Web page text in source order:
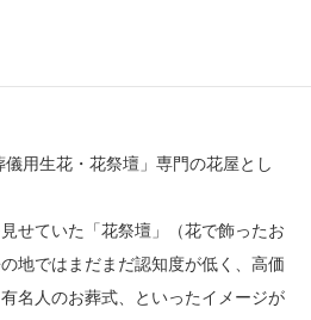
用生花・花祭壇」専門の花屋とし
せていた「花祭壇」（花で飾ったお
地ではまだまだ認知度が低く、高価
名人のお葬式、といったイメージが